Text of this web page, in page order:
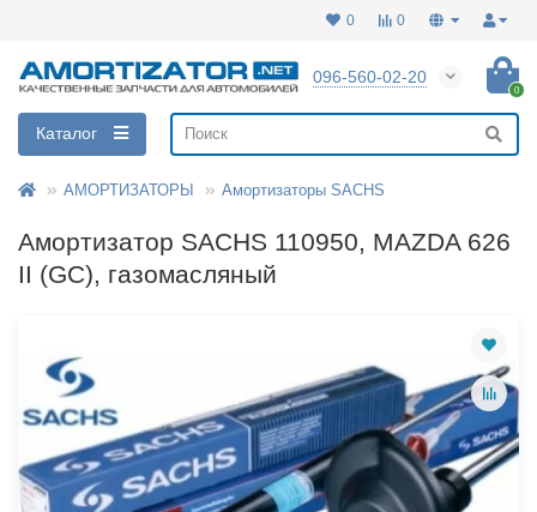
0
0
096-560-02-20
0
Каталог
АМОРТИЗАТОРЫ Амортизаторы SACHS
Амортизатор SACHS 110950, MAZDA 626
II (GC), газомасляный